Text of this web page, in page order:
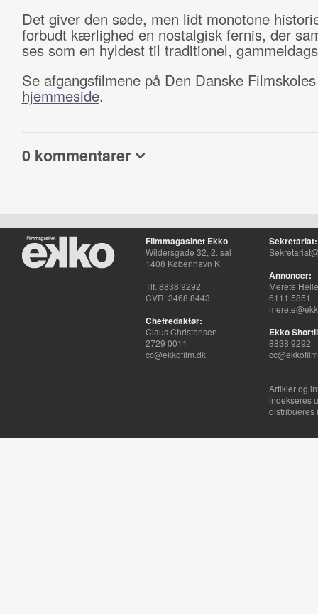
Det giver den søde, men lidt monotone
forbudt kærlighed en nostalgisk fernis, der
ses som en hyldest til traditionel,
Se afgangsfilmene på Den Danske Filmskoles
hjemmeside.
0 kommentarer
Filmmagasinet Ekko
Wildersgade 32, 2. sal
1408 København K
Tlf. 8838 9292
CVR. 3468 8443
Chefredaktør:
Claus Christensen
2729 0011
cc@ekkofilm.dk
Sekretariat:
Annoncer:
Merete
6111 5851
Ekko
8838 9292
Artikler og
indekseres
distribueres